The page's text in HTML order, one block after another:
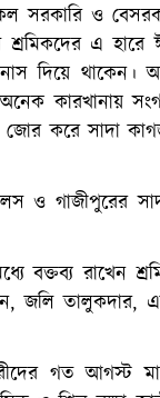
সরকারি ও
শ্রমিকদের এ
দিয়ে
কারখানায়
করে সাদা কাগজ
ও গাজীপুরের
বক্তব্য রাখেন
জলি তালুকদার,
গত